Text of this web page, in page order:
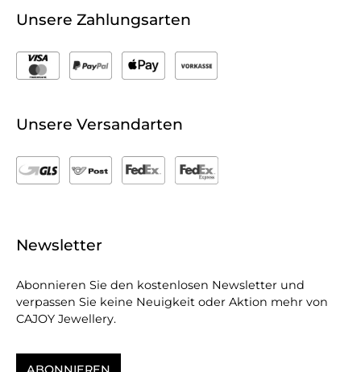
Unsere Zahlungsarten
Unsere Versandarten
Newsletter
Abonnieren Sie den kostenlosen Newsletter und
verpassen Sie keine Neuigkeit oder Aktion mehr von
CAJOY Jewellery.